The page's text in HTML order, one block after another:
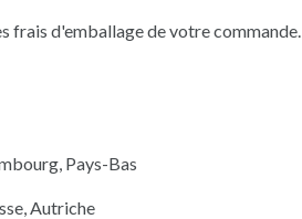
frais d'emballage de votre commande.
Pays-Bas
Autriche